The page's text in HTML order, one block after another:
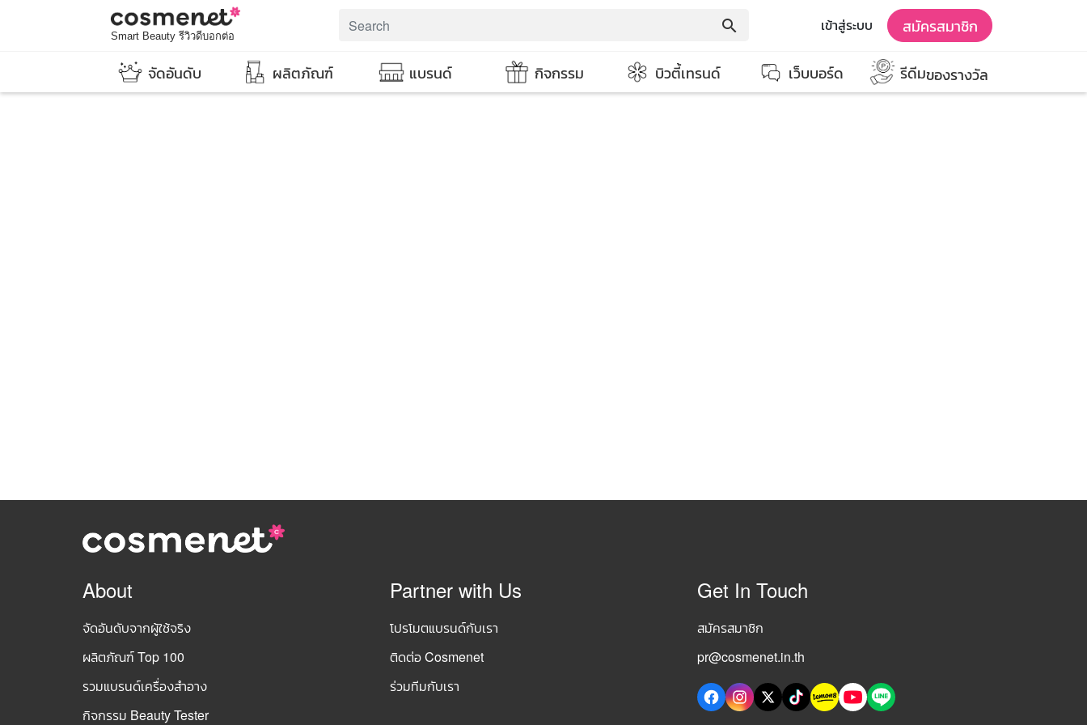
Smart Beauty รีวิวดีบอกต่อ
search เข้าสู่ระบบ สมัครสมาชิก
จัดอันดับ ผลิตภัณฑ์ แบรนด์ กิจกรรม บิวตี้เทรนด์ เว็บบอร์ด รีดีมของรางวัล
About
จัดอันดับจากผู้ใช้จริง
ผลิตภัณฑ์ Top 100
รวมแบรนด์เครื่องสำอาง
กิจกรรม Beauty Tester
Partner with Us
โปรโมตแบรนด์กับเรา
ติดต่อ Cosmenet
ร่วมทีมกับเรา
Get In Touch
สมัครสมาชิก
pr@cosmenet.in.th